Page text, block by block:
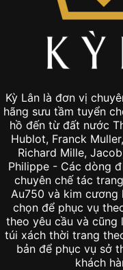
Kỳ Lân là đơn vị
hãng sưu tầm tuyển
hồ đến từ đất nước
Hublot, Franck
Richard Mille,
Philippe - Các dòng
chuyên chế tác
Au750 và kim cương
chọn để phục vụ
theo yêu cầu và cũng
túi xách thời trang
bản để phục vụ sở
khách